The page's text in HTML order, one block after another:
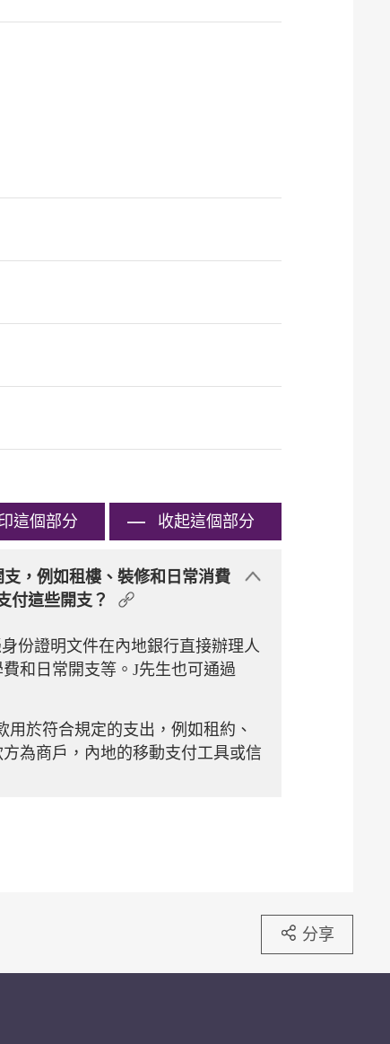
這個部分 收起這個部分
，例如租樓、裝修和日常消費
付這些開支？
份證明文件在內地銀行直接辦理人
和日常開支等。J先生也可通過
於符合規定的支出，例如租約、
為商戶，內地的移動支付工具或信
分享